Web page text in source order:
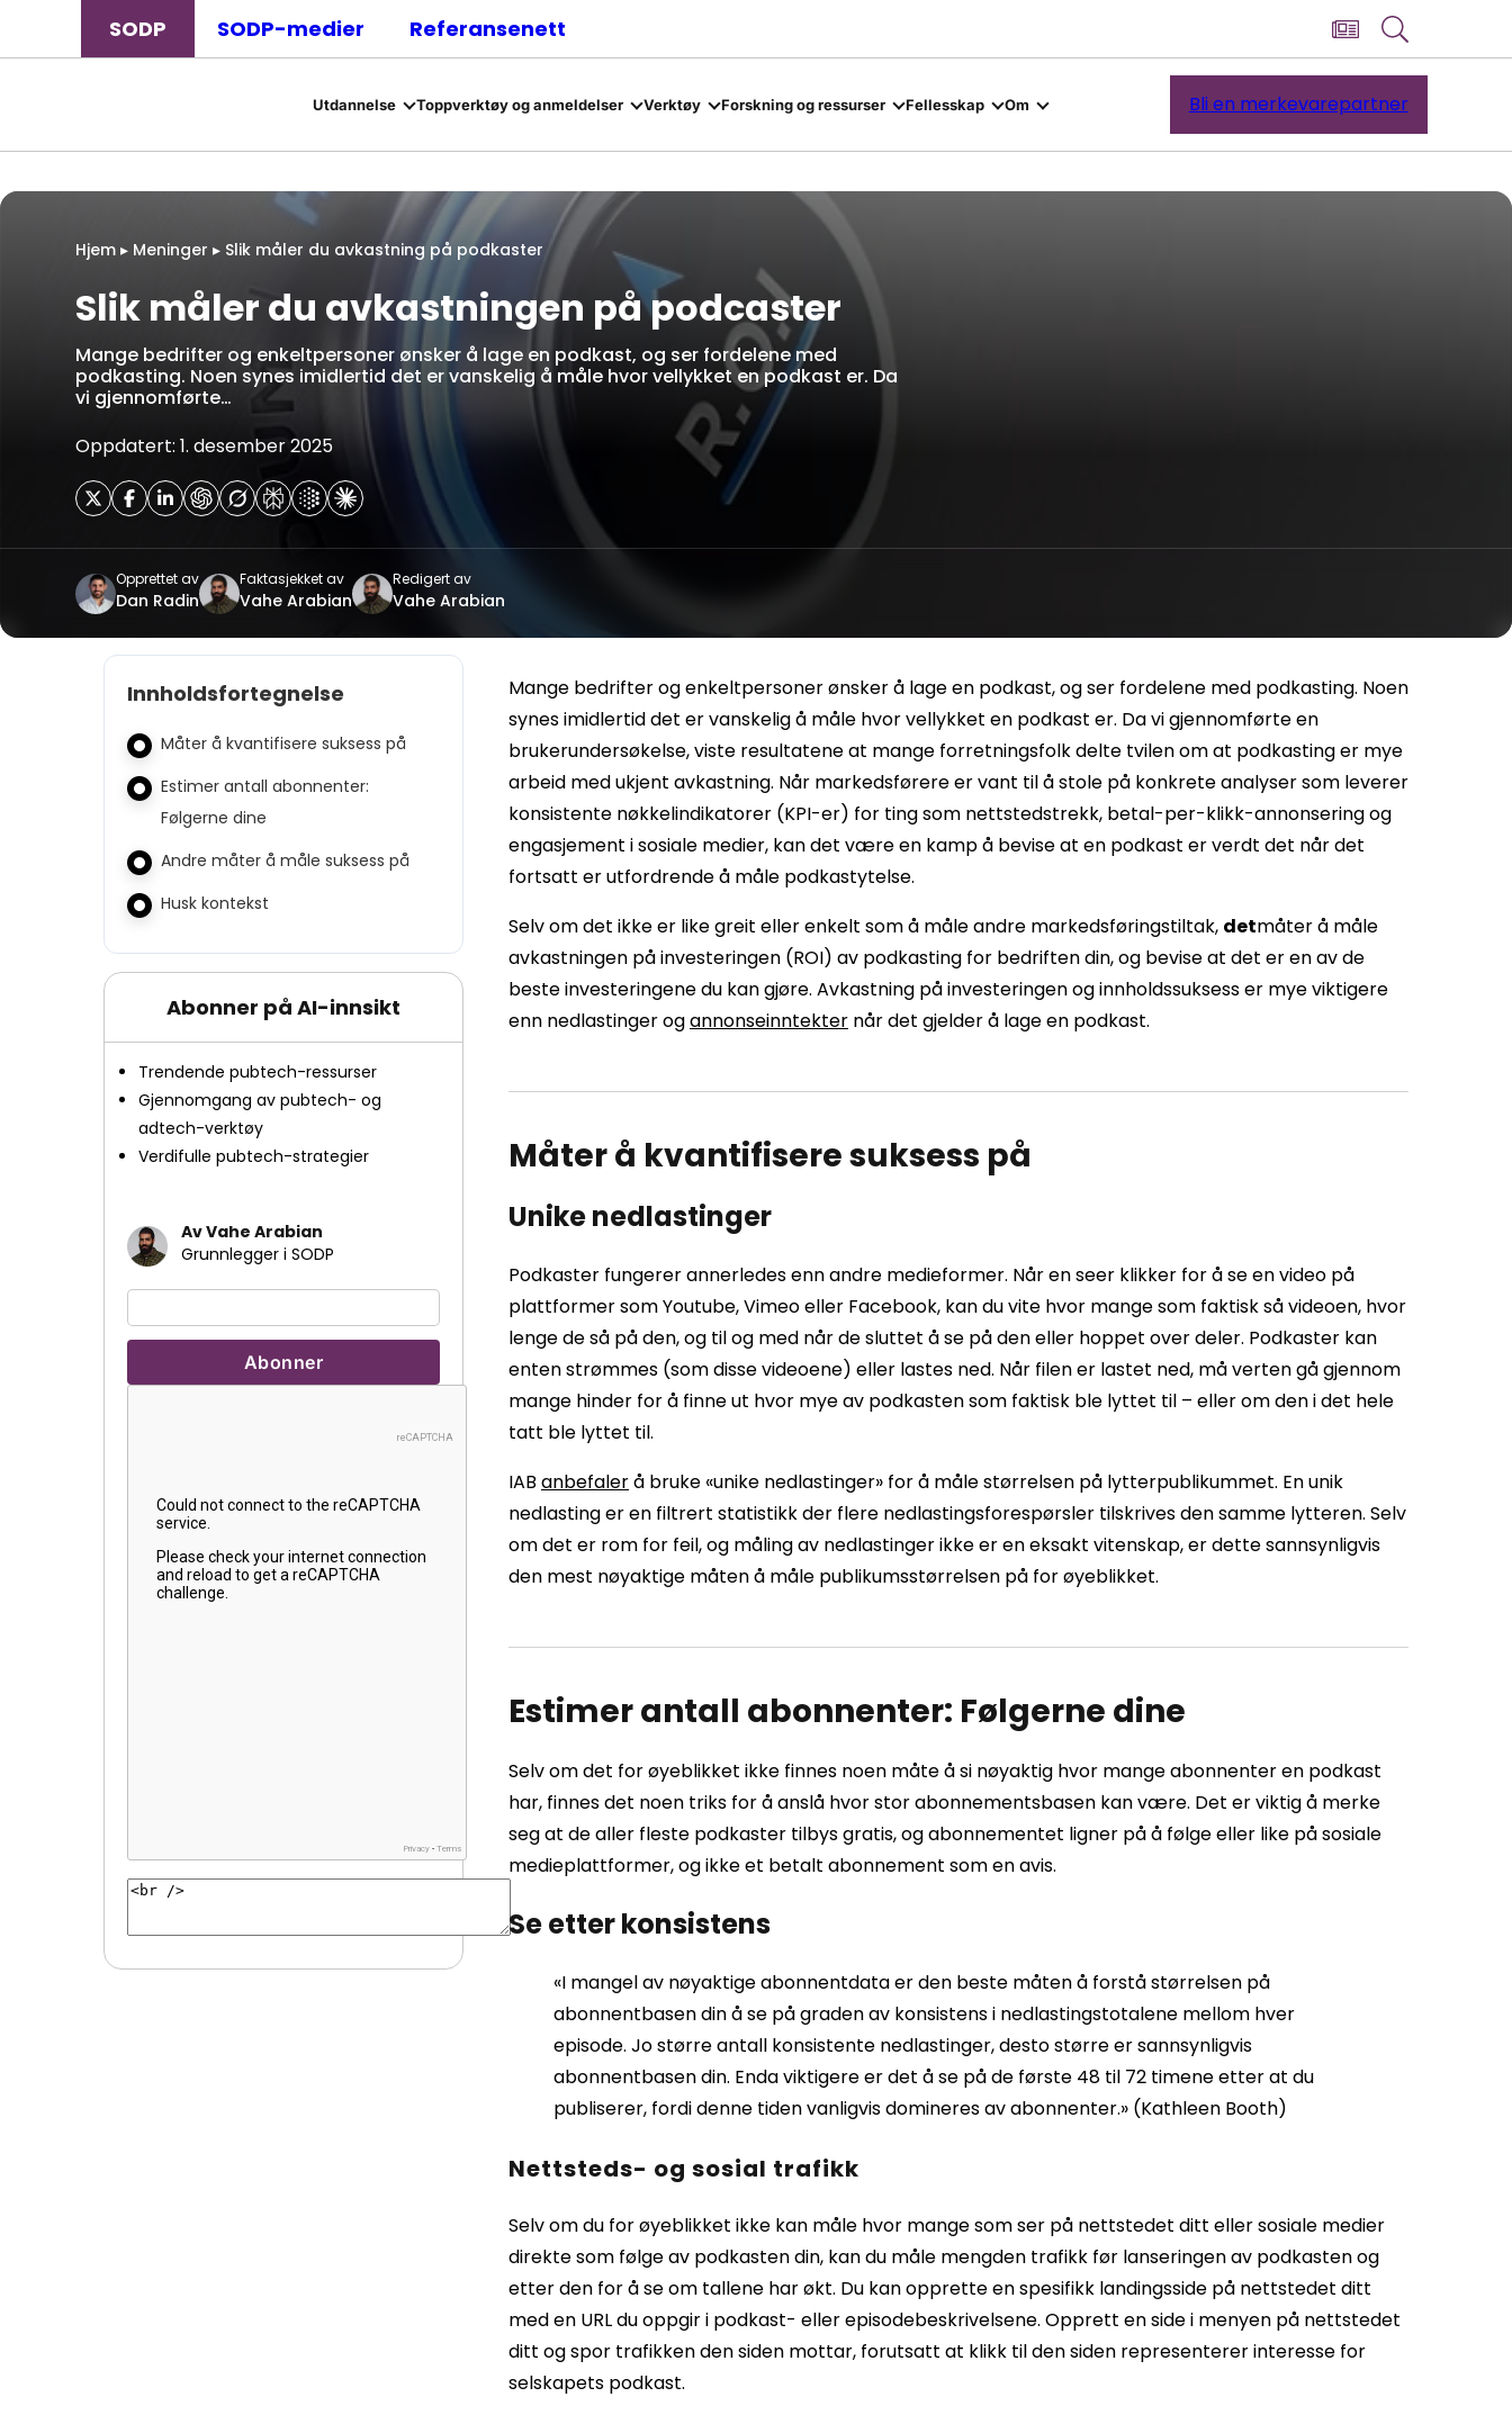
SODP SODP-medier Referansenett
Utdannelse Toppverktøy og anmeldelser Verktøy Forskning og ressurser Fellesskap Om Bli en merkevarepartner
Hjem ▸ Meninger ▸ Slik måler du avkastning på podkaster
Slik måler du avkastningen på podcaster
Mange bedrifter og enkeltpersoner ønsker å lage en podkast, og ser fordelene med
podkasting. Noen synes imidlertid det er vanskelig å måle hvor vellykket en podkast er. Da
vi gjennomførte…
Oppdatert: 1. desember 2025
Opprettet av
Dan Radin
Faktasjekket av
Vahe Arabian
Redigert av
Vahe Arabian
Innholdsfortegnelse
Måter å kvantifisere suksess på
Estimer antall abonnenter:
Følgerne dine
Andre måter å måle suksess på
Husk kontekst
Abonner på AI-innsikt
Trendende pubtech-ressurser
Gjennomgang av pubtech- og
adtech-verktøy
Verdifulle pubtech-strategier
Av Vahe Arabian
Grunnlegger i SODP
Mange bedrifter og enkeltpersoner ønsker å lage en podkast, og ser fordelene med podkasting. Noen
synes imidlertid det er vanskelig å måle hvor vellykket en podkast er. Da vi gjennomførte en
brukerundersøkelse, viste resultatene at mange forretningsfolk delte tvilen om at podkasting er mye
arbeid med ukjent avkastning. Når markedsførere er vant til å stole på konkrete analyser som leverer
konsistente nøkkelindikatorer (KPI-er) for ting som nettstedstrekk, betal-per-klikk-annonsering og
engasjement i sosiale medier, kan det være en kamp å bevise at en podkast er verdt det når det
fortsatt er utfordrende å måle podkastytelse.
Selv om det ikke er like greit eller enkelt som å måle andre markedsføringstiltak, detmåter å måle
avkastningen på investeringen (ROI) av podkasting for bedriften din, og bevise at det er en av de
beste investeringene du kan gjøre. Avkastning på investeringen og innholdssuksess er mye viktigere
enn nedlastinger ogannonseinntekter når det gjelder å lage en podkast.
Måter å kvantifisere suksess på
Unike nedlastinger
Podkaster fungerer annerledes enn andre medieformer. Når en seer klikker for å se en video på
plattformer som Youtube, Vimeo eller Facebook, kan du vite hvor mange som faktisk så videoen, hvor
lenge de så på den, og til og med når de sluttet å se på den eller hoppet over deler. Podkaster kan
enten strømmes (som disse videoene) eller lastes ned. Når filen er lastet ned, må verten gå gjennom
mange hinder for å finne ut hvor mye av podkasten som faktisk ble lyttet til – eller om den i det hele
tatt ble lyttet til.
IAB anbefalerå bruke «unike nedlastinger» for å måle størrelsen på lytterpublikummet. En unik
nedlasting er en filtrert statistikk der flere nedlastingsforespørsler tilskrives den samme lytteren. Selv
om det er rom for feil, og måling av nedlastinger ikke er en eksakt vitenskap, er dette sannsynligvis
den mest nøyaktige måten å måle publikumsstørrelsen på for øyeblikket.
Estimer antall abonnenter: Følgerne dine
Selv om det for øyeblikket ikke finnes noen måte å si nøyaktig hvor mange abonnenter en podkast
har, finnes det noen triks for å anslå hvor stor abonnementsbasen kan være. Det er viktig å merke
seg at de aller fleste podkaster tilbys gratis, og abonnementet ligner på å følge eller like på sosiale
medieplattformer, og ikke et betalt abonnement som en avis.
Se etter konsistens
«I mangel av nøyaktige abonnentdata er den beste måten å forstå størrelsen på
abonnentbasen din å se på graden av konsistens i nedlastingstotalene mellom hver
episode. Jo større antall konsistente nedlastinger, desto større er sannsynligvis
abonnentbasen din. Enda viktigere er det å se på de første 48 til 72 timene etter at du
publiserer, fordi denne tiden vanligvis domineres av abonnenter.» (Kathleen Booth)
Nettsteds- og sosial trafikk
Selv om du for øyeblikket ikke kan måle hvor mange som ser på nettstedet ditt eller sosiale medier
direkte som følge av podkasten din, kan du måle mengden trafikk før lanseringen av podkasten og
etter den for å se om tallene har økt. Du kan opprette en spesifikk landingsside på nettstedet ditt
med en URL du oppgir i podkast- eller episodebeskrivelsene. Opprett en side i menyen på nettstedet
ditt og spor trafikken den siden mottar, forutsatt at klikk til den siden representerer interesse for
selskapets podkast.